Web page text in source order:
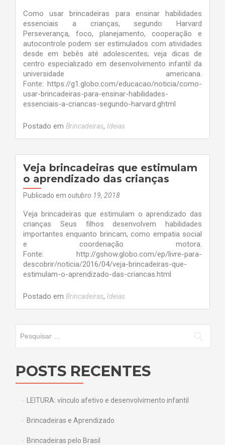
Como usar brincadeiras para ensinar habilidades
essenciais a crianças, segundo Harvard
Perseverança, foco, planejamento, cooperação e
autocontrole podem ser estimulados com atividades
desde em bebês até adolescentes; veja dicas de
centro especializado em desenvolvimento infantil da
universidade americana.
Fonte: https://g1.globo.com/educacao/noticia/como-
usar-brincadeiras-para-ensinar-habilidades-
essenciais-a-criancas-segundo-harvard.ghtml
Postado em Brincadeiras, Ideias
Veja brincadeiras que estimulam
o aprendizado das crianças
Publicado em outubro 19, 2018
Veja brincadeiras que estimulam o aprendizado das
crianças Seus filhos desenvolvem habilidades
importantes enquanto brincam, como empatia social
e coordenação motora.
Fonte: http://gshow.globo.com/ep/livre-para-
descobrir/noticia/2016/04/veja-brincadeiras-que-
estimulam-o-aprendizado-das-criancas.html
Postado em Brincadeiras, Ideias
POSTS RECENTES
LEITURA: vínculo afetivo e desenvolvimento infantil
Brincadeiras e Aprendizado
Brincadeiras pelo Brasil